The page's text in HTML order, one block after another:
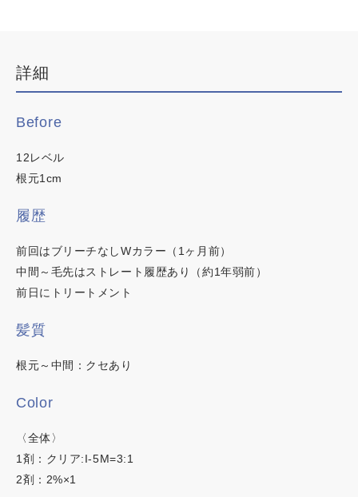
イロリド
明るい白髪染め
ノンジアミンカラー
詳細
Before
12レベル
根元1cm
履歴
前回はブリーチなしWカラー（1ヶ月前）
中間～毛先はストレート履歴あり（約1年弱前）
前日にトリートメント
髪質
根元～中間：クセあり
Color
〈全体〉
1剤：クリア:I-5M=3:1
2剤：2%×1